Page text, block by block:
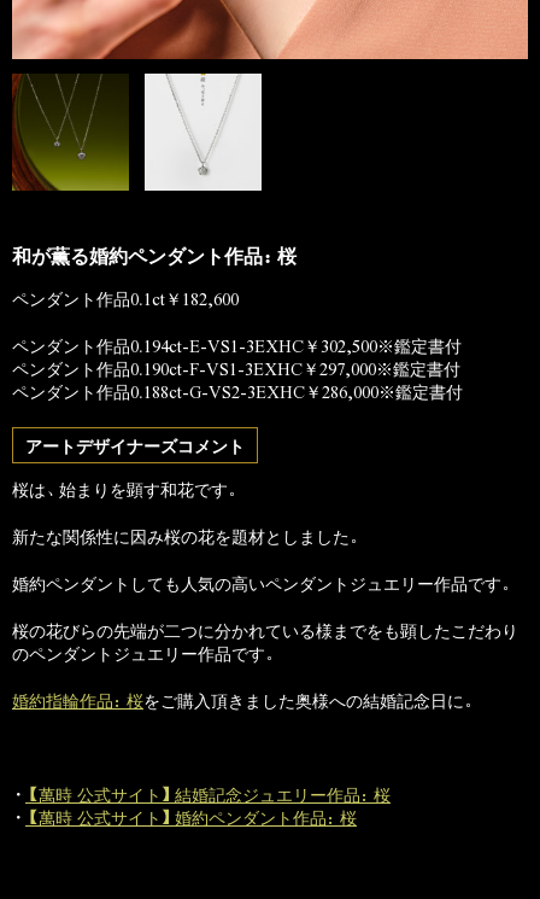
和が薫る婚約ペンダント作品：桜
ペンダント作品0.1ct￥182,600
ペンダント作品0.194ct-E-VS1-3EXHC￥302,500※鑑定書付
ペンダント作品0.190ct-F-VS1-3EXHC￥297,000※鑑定書付
ペンダント作品0.188ct-G-VS2-3EXHC￥286,000※鑑定書付
アートデザイナーズコメント
桜は、始まりを顕す和花です。
新たな関係性に因み桜の花を題材としました。
婚約ペンダントしても人気の高いペンダントジュエリー作品です。
桜の花びらの先端が二つに分かれている様までをも顕したこだわり
のペンダントジュエリー作品です。
婚約指輪作品：桜をご購入頂きました奥様への結婚記念日に。
・ 【萬時 公式サイト】結婚記念ジュエリー作品：桜
・ 【萬時 公式サイト】婚約ペンダント作品：桜